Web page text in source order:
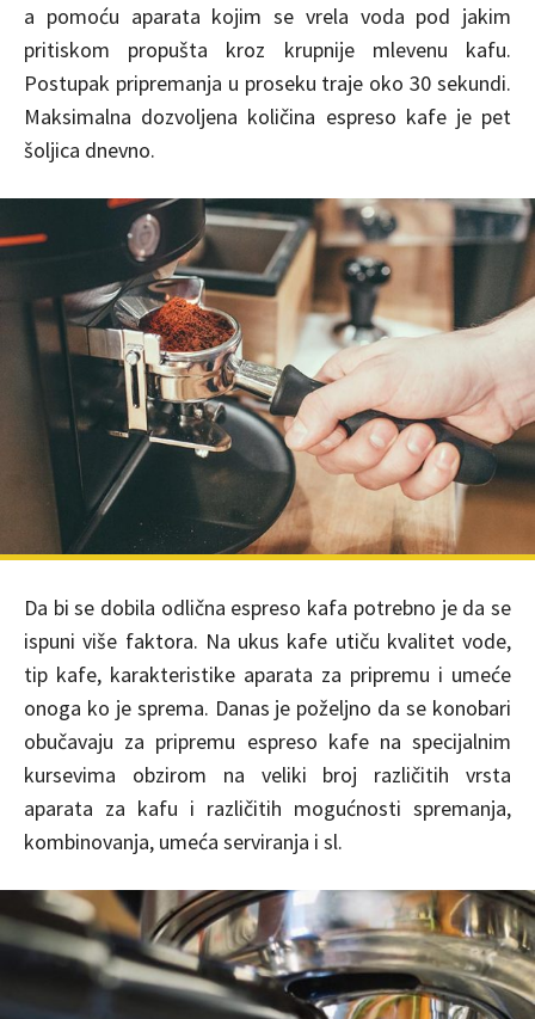
a pomoću aparata kojim se vrela voda pod jakim
pritiskom propušta kroz krupnije mlevenu kafu.
Postupak pripremanja u proseku traje oko 30 sekundi.
Maksimalna dozvoljena količina espreso kafe je pet
šoljica dnevno.
Da bi se dobila odlična espreso kafa potrebno je da se
ispuni više faktora. Na ukus kafe utiču kvalitet vode,
tip kafe, karakteristike aparata za pripremu i umeće
onoga ko je sprema. Danas je poželjno da se konobari
obučavaju za pripremu espreso kafe na specijalnim
kursevima obzirom na veliki broj različitih vrsta
aparata za kafu i različitih mogućnosti spremanja,
kombinovanja, umeća serviranja i sl.